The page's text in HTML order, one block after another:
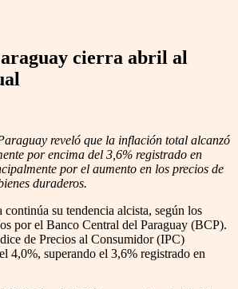
cierra abril al
reveló que la inflación total alcanzó
por encima del 3,6% registrado en
por el aumento en los precios de
duraderos.
su tendencia alcista, según los
por el Banco Central del Paraguay (BCP).
de Precios al Consumidor (IPC)
4,0%, superando el 3,6% registrado en